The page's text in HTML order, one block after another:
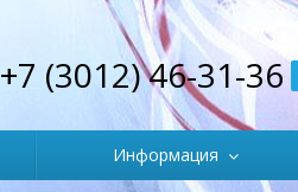
+7 (3012) 46-31-36
Информация